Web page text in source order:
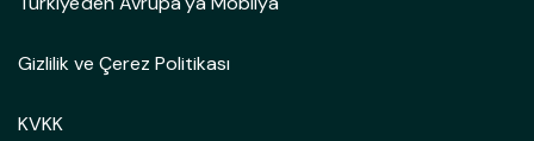
Gizlilik ve Çerez Politikası
KVKK